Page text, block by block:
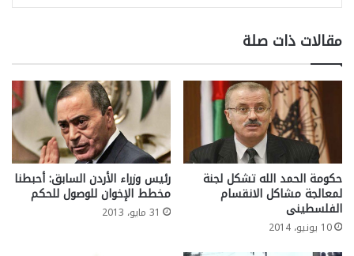
مقالات ذات صلة
حكومة الحمد الله تشكل لجنة
لمعالجة مشاكل الانقسام
الفلسطينى
10 يونيو، 2014
رئيس وزراء الأردن السابق: أحبطنا
مخطط الإخوان للوصول للحكم
31 مايو، 2013